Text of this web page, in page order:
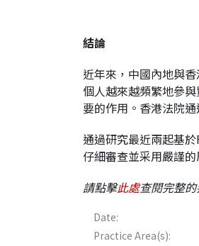
結論
近年來，中國內地與
個人越來越頻繁地參
要的作用。香港法院
通過研究最近兩起基
仔細審查並采用嚴謹
請點擊此處查閱完整的
Date:
Practice Area(s):